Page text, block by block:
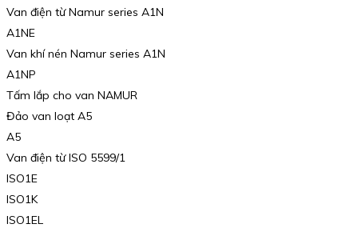
Van điện từ Namur series A1N
A1NE
Van khí nén Namur series A1N
A1NP
Tấm lắp cho van NAMUR
Đảo van loạt A5
A5
Van điện từ ISO 5599/1
ISO1E
ISO1K
ISO1EL